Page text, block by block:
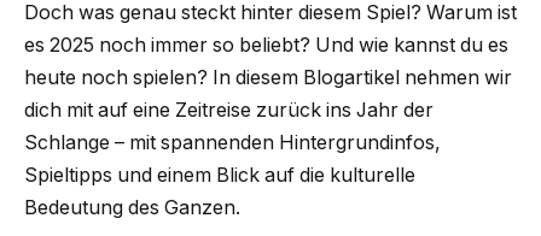
Doch was genau steckt hinter diesem Spiel? Warum ist
es 2025 noch immer so beliebt? Und wie kannst du es
heute noch spielen? In diesem Blogartikel nehmen wir
dich mit auf eine Zeitreise zurück ins Jahr der
Schlange – mit spannenden Hintergrundinfos,
Spieltipps und einem Blick auf die kulturelle
Bedeutung des Ganzen.